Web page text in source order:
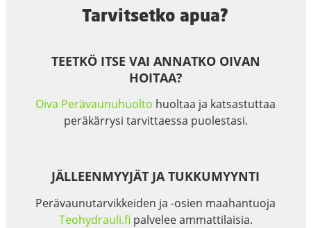
Tarvitsetko apua?
TEETKÖ ITSE VAI ANNATKO OIVAN
HOITAA?
Oiva Perävaunuhuolto huoltaa ja katsastuttaa
peräkärrysi tarvittaessa puolestasi.
JÄLLEENMYYJÄT JA TUKKUMYYNTI
Perävaunutarvikkeiden ja -osien maahantuoja
Teohydrauli.fi palvelee ammattilaisia.